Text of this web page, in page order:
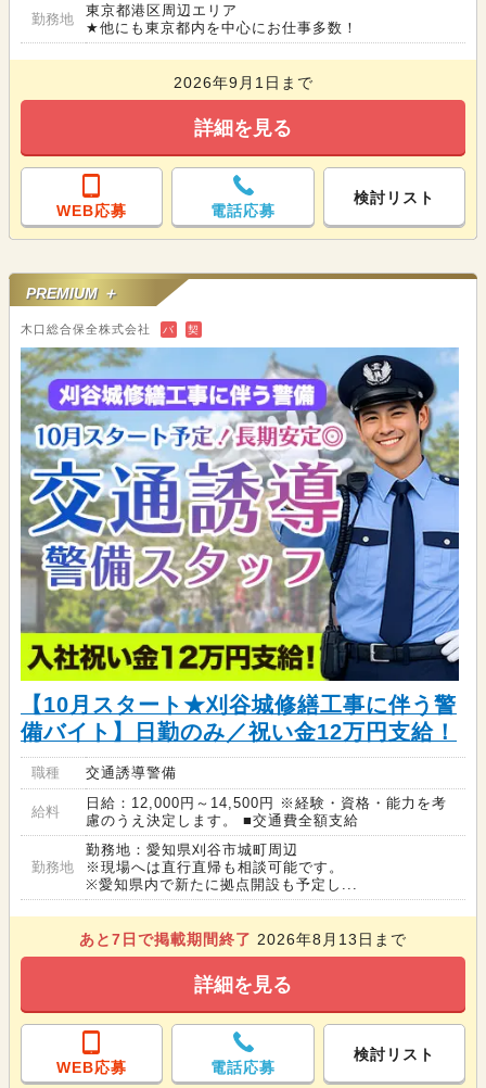
勤務地
東京都港区周辺エリア
★他にも東京都内を中心にお仕事多数！
2026年9月1日まで
詳細を見る
WEB応募 電話応募
検討リスト
PREMIUM ＋
木口総合保全株式会社 バ 契
【10月スタート★刈谷城修繕工事に伴う警
備バイト】日勤のみ／祝い金12万円支給！
職種 交通誘導警備
給料
日給：12,000円～14,500円 ※経験・資格・能力を考
慮のうえ決定します。 ■交通費全額支給
勤務地
勤務地：愛知県刈谷市城町周辺
※現場へは直行直帰も相談可能です。
※愛知県内で新たに拠点開設も予定し...
あと7 日で掲載期間終了 2026年8月13日まで
詳細を見る
WEB応募 電話応募
検討リスト